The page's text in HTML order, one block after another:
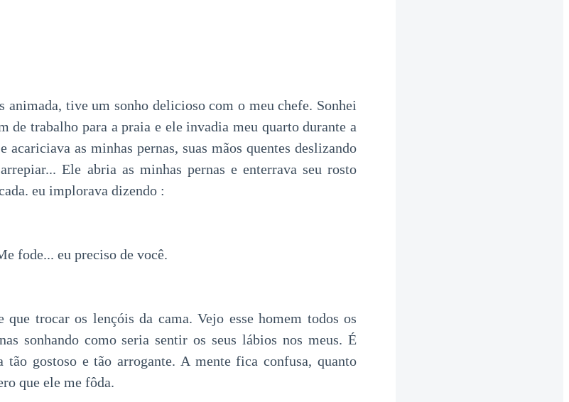
animada, tive um sonho delicioso com o meu chefe. Sonhei
de trabalho para a praia e ele invadia meu quarto durante a
acariciava as minhas pernas, suas mãos quentes deslizando
Ele abria as minhas pernas e enterrava seu rosto
eu implorava dizendo :
fode... eu preciso de você.
trocar os lençóis da cama. Vejo esse homem todos os
sonhando como seria sentir os seus lábios nos meus. É
gostoso e tão arrogante. A mente fica confusa, quanto
que ele me fôda.